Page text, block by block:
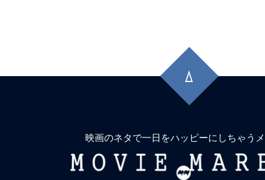
頭
に
映画のネタで一日をハッピーにしちゃう
MOVIE